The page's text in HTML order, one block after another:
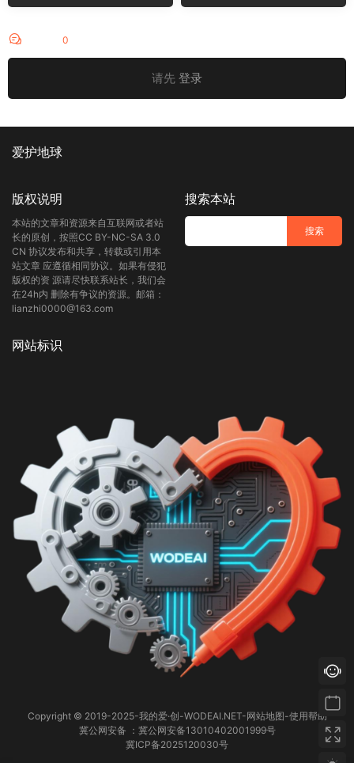
从1990年开始，央视连续34年转播了9届世界杯，从没断过。这
头，在全球版权谈判桌上争一争市场公平和话语权。
咱也不说那种“民族主义”味道太浓的话，但从体育产业角度讲，
体育赛事版权的定价尊重区域市场的实际消费能力，这才是真正
的市场经济。央视带头拒绝了脱离市场实际的“溢价”，对整个国
内体育版权行业的长远健康发展来说是好事一桩。
6月开赛没几天了，双方拉锯到这个程度，谁都清楚一拍两散对
谁都没好处。何况国际足联背后的赞助商们压力比我们想象的大
得多，只要央视咬住底线，这场谈判的天平其实是在往我方倾斜
的。
无论如何，世界杯还是人类的顶级体育盛宴。中国品牌舍得花几
十个亿去闯荡世界舞台，本身也是一种全球化自信的体现。只不
底气。这场转播权之争，不管最后结局如何，都已经向世界发出
特别声明：以上内容为本站根据公开媒体报道整理撰写，仅代表
个人观点，不构成任何投资建议或立场声明。文章数据如与官方
统计数据有出入，请以国际足联官方公布为准。
0
请先 登录
爱护地球
版权说明
本站的文章和资源来自互联网或者站
长的原创，按照CC BY-NC-SA 3.0
CN 协议发布和共享，转载或引用本
站文章 应遵循相同协议。如果有侵犯
版权的资 源请尽快联系站长，我们会
在24h内 删除有争议的资源。邮箱：
lianzhi0000@163.com
搜索本站
网站标识
Copyright © 2019-2025-我的爱·创-WODEAI.NET-网站地图-使用帮助
冀公网安备 ：冀公网安备13010402001999号
冀ICP备2025120030号